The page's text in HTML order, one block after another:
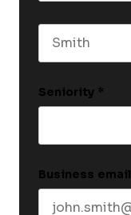
Seniority *
Business email